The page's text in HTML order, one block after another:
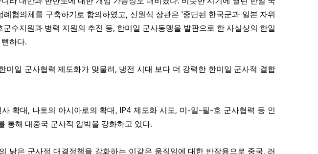
협의체를 구축하기로 합의하였고, 신원식 장관은 '중단된 한국군과 일본 자위
군수지원과 병력 지원의 추진 등, 한미일 군사동맹을 발판으로 한 사실상의 한일
하다.
미일 군사협력 제도화가 맞물려 , 냉전 시대 보다 더 강력한 한미일 군사적 결합
사 확대 , 나토의 아시아로의 확대 , IP4제도화 시도, 미 -일-필-호 군사협력 등 인
통해 대중국 군사적 압박을 강화하고 있다.
낡은 군사적 대결정책을 강화하는 이같은 움직임에 대한 반작용으로 중국, 러